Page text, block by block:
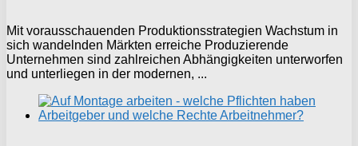
Mit vorausschauenden Produktionsstrategien Wachstum in
sich wandelnden Märkten erreiche Produzierende
Unternehmen sind zahlreichen Abhängigkeiten unterworfen
und unterliegen in der modernen, ...